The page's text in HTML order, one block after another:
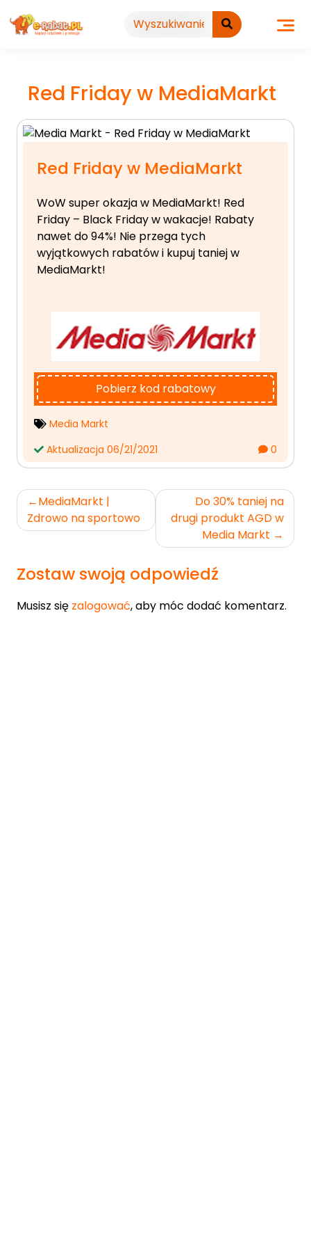
do
treści
Red Friday w MediaMarkt
Red Friday w MediaMarkt
WoW super okazja w MediaMarkt! Red
Friday – Black Friday w wakacje! Rabaty
nawet do 94%! Nie przega tych
wyjątkowych rabatów i kupuj taniej w
MediaMarkt!
Pobierz kod rabatowy
Media Markt
Aktualizacja 06/21/2021
0
Nawigacja
wpisu
MediaMarkt |
Zdrowo na sportowo
Do 30% taniej na
drugi produkt AGD w
Media Markt
Zostaw swoją odpowiedź
Musisz się zalogować, aby móc dodać komentarz.